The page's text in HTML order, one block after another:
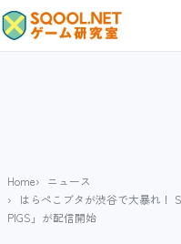
Home
ニュース
はらぺこブタが渋谷で大暴れ！
PIGS」が配信開始